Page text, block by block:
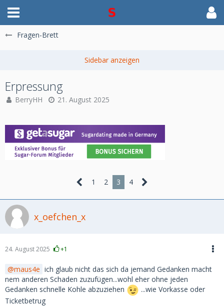
Fragen-Brett
Erpressung
BerryHH 21. August 2025
1 2 3 4
x_oefchen_x
24. August 2025 +1
maus4e ich glaub nicht das sich da jemand Gedanken macht
nem anderen Schaden zuzufügen...wohl eher ohne jeden
Gedanken schnelle Kohle abzuziehen
...wie Vorkasse oder
Ticketbetrug